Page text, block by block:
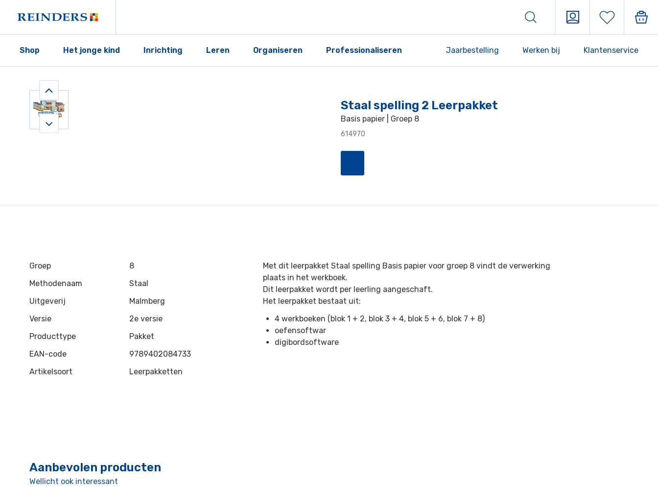
Shop Het jonge kind Inrichting Leren Organiseren Professionaliseren Jaarbestelling Werken bij Klantenservice
Staal spelling 2 Leerpakket
Basis papier | Groep 8
614970
Groep
8
Methodenaam
Staal
Uitgeverij
Malmberg
Versie
2e versie
Producttype
Pakket
EAN-code
9789402084733
Artikelsoort
Leerpakketten
Met dit leerpakket Staal spelling Basis papier voor groep 8 vindt de verwerking
plaats in het werkboek.
Dit leerpakket wordt per leerling aangeschaft.
Het leerpakket bestaat uit:
4 werkboeken (blok 1 + 2, blok 3 + 4, blok 5 + 6, blok 7 + 8)
oefensoftwar
digibordsoftware
Aanbevolen producten
Wellicht ook interessant